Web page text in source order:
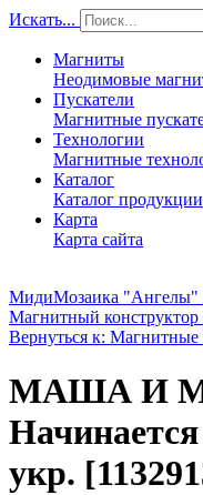
Искать...
Магниты
Неодимовые
Пускатели
Магнитные
Технологии
Магнитные
Каталог
Каталог продукции
Карта
Карта сайта
МидиМозаика "Ангелы"
Магнитный
Вернуться к:
МАША И
укр.